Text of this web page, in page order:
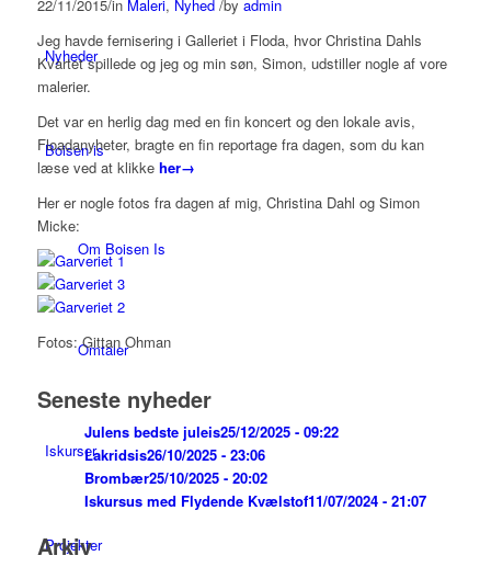
Nyheder
Boisen is
Om Boisen Is
Omtaler
Iskurser
Projekter
22/11/2015/in Maleri, Nyhed /by admin
Jeg havde fernisering i Galleriet i Floda, hvor Christina Dahls
Kvartet spillede og jeg og min søn, Simon, udstiller nogle af vore
malerier.
Det var en herlig dag med en fin koncert og den lokale avis,
Floadanyheter, bragte en fin reportage fra dagen, som du kan
læse ved at klikke her→
Her er nogle fotos fra dagen af mig, Christina Dahl og Simon
Micke:
Fotos: Gittan Ohman
Seneste nyheder
Julens bedste juleis25/12/2025 - 09:22
Lakridsis26/10/2025 - 23:06
Brombær25/10/2025 - 20:02
Iskursus med Flydende Kvælstof11/07/2024 - 21:07
Arkiv